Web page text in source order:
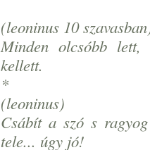
(leoninus 10
Minden olcsóbb
kellett.
*
(leoninus)
Csábít a szó s
tele... úgy jó!